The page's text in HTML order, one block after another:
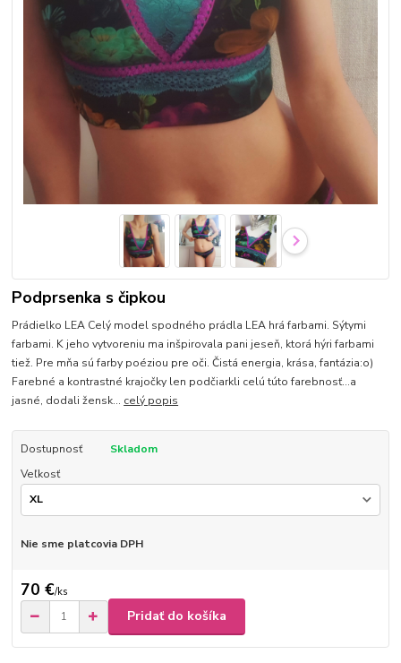
Podprsenka s čipkou
Prádielko LEA Celý model spodného prádla LEA hrá farbami. Sýtymi
farbami. K jeho vytvoreniu ma inšpirovala pani jeseň, ktorá hýri farbami
tiež. Pre mňa sú farby poéziou pre oči. Čistá energia, krása, fantázia:o)
Farebné a kontrastné krajočky len podčiarkli celú túto farebnosť...a
jasné, dodali žensk... celý popis
Dostupnosť
Skladom
Veľkosť
Nie sme platcovia DPH
70 €/ks
Pridať do košíka